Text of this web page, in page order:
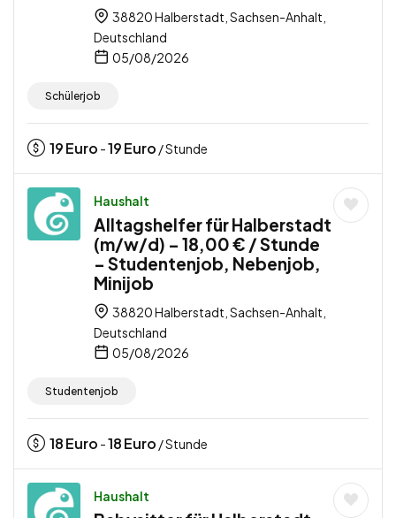
38820 Halberstadt, Sachsen-Anhalt,
Deutschland
05/08/2026
Schülerjob
19Euro -19Euro / Stunde
Haushalt
Alltagshelfer für Halberstadt
(m/w/d) – 18,00 € / Stunde
– Studentenjob, Nebenjob,
Minijob
38820 Halberstadt, Sachsen-Anhalt,
Deutschland
05/08/2026
Studentenjob
18Euro -18Euro / Stunde
Haushalt